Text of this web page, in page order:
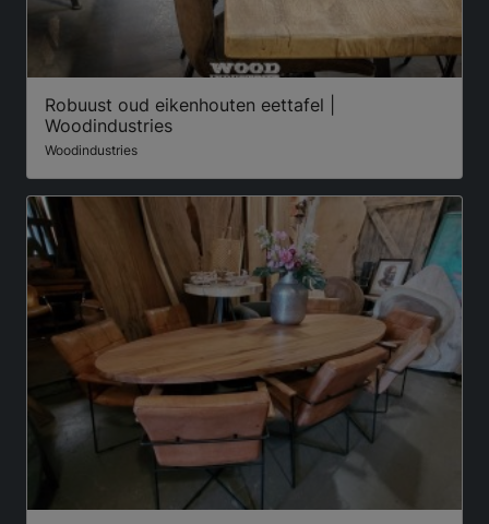
Robuust oud eikenhouten eettafel |
Woodindustries
Woodindustries